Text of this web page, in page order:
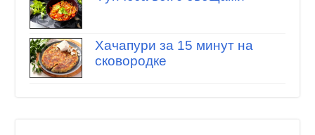
Хачапури за 15 минут на
сковородке